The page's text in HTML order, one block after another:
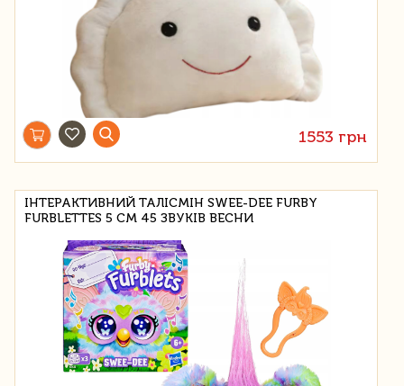
1553 грн
ІНТЕРАКТИВНИЙ ТАЛІСМІН SWEE-DEE FURBY
FURBLETTES 5 СМ 45 ЗВУКІВ ВЕСНИ